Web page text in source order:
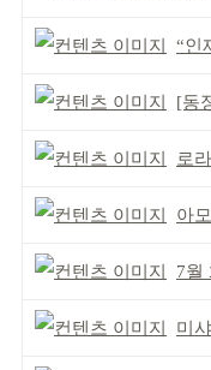
“인
[동
로라
아모
7월
미샤